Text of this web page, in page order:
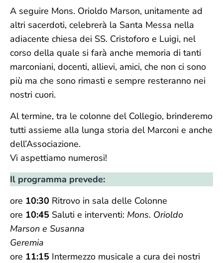
A seguire Mons. Orioldo Marson, unitamente ad
altri sacerdoti, celebrerà la Santa Messa nella
adiacente chiesa dei SS. Cristoforo e Luigi, nel
corso della quale si farà anche memoria di tanti
marconiani, docenti, allievi, amici, che non ci sono
più ma che sono rimasti e sempre resteranno nei
nostri cuori.
Al termine, tra le colonne del Collegio, brinderemo
tutti assieme alla lunga storia del Marconi e anche
dell’Associazione.
Vi aspettiamo numerosi!
Il programma prevede:
ore 10:30 Ritrovo in sala delle Colonne
ore 10:45 Saluti e interventi: Mons. Orioldo
Marson e Susanna
Geremia
ore 11:15 Intermezzo musicale a cura dei nostri